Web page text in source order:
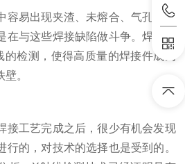
易出现夹渣、未熔合、气孔、咬
在与这些焊接缺陷做斗争。焊接完
检测，使得高质量的焊接件成为
。
工艺完成之后，很少有机会发现
行的，对技术的选择也是受到的。